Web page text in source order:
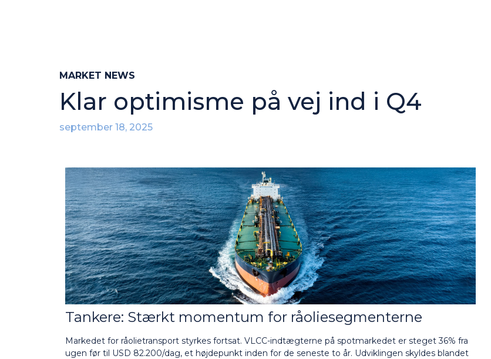
MARKET NEWS
Klar optimisme på vej ind i Q4
september 18, 2025
Tankere: Stærkt momentum for råoliesegmenterne
Markedet for råolietransport styrkes fortsat. VLCC-indtægterne på spotmarkedet er steget 36% fra
ugen før til USD 82.200/dag, et højdepunkt inden for de seneste to år. Udviklingen skyldes blandet